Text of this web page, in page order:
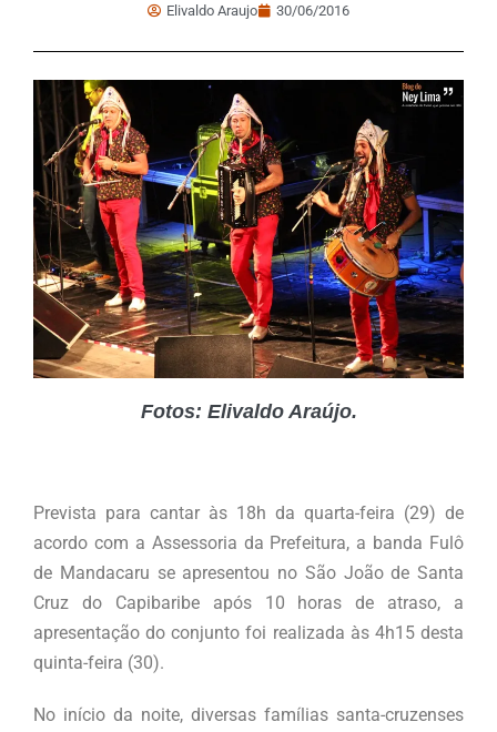
Elivaldo Araujo 30/06/2016
Fotos: Elivaldo Araújo.
Prevista para cantar às 18h da quarta-feira (29) de
acordo com a Assessoria da Prefeitura, a banda Fulô
de Mandacaru se apresentou no São João de Santa
Cruz do Capibaribe após 10 horas de atraso, a
apresentação do conjunto foi realizada às 4h15 desta
quinta-feira (30).
No início da noite, diversas famílias santa-cruzenses